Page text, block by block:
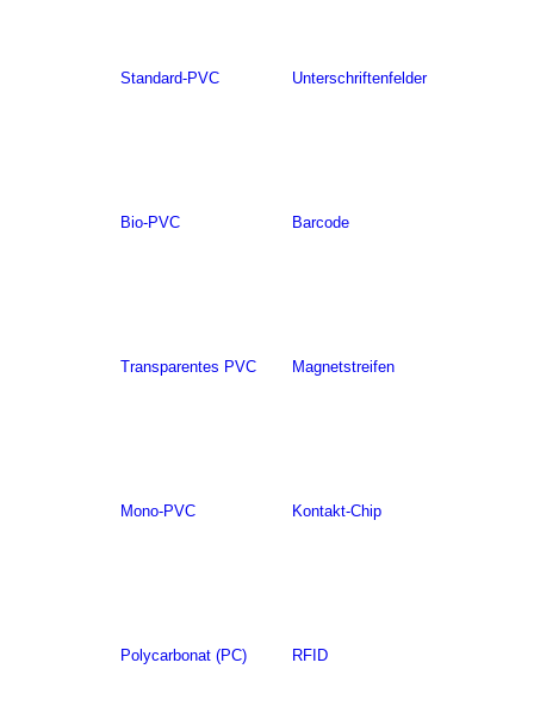
Standard-PVC
Bio-PVC
Transparentes PVC
Mono-PVC
Polycarbonat (PC)
Unterschriftenfelder
Barcode
Magnetstreifen
Kontakt-Chip
RFID